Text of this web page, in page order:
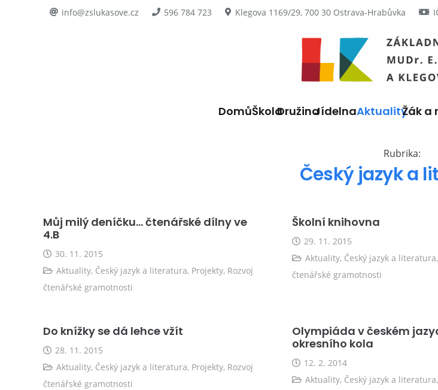
info@zslukasove.cz 596 784 723 Klegova 1169/29, 700 30 Ostrava-Hrabůvka
DomůŠkolaDružinaJídelnaAktualityŽák a
Rubrika:
Český jazyk a
Můj milý deníčku… čtenářské dílny ve
4.B
30. 11. 2015
Aktuality, Český jazyk a literatura, Projekty, Rozvoj
čtenářské gramotnosti
Školní knihovna
29. 11. 2015
Aktuality, Český jazyk a literatura,
čtenářské gramotnosti
Do knížky se dá lehce vžít
28. 11. 2015
Aktuality, Český jazyk a literatura, Projekty, Rozvoj
čtenářské gramotnosti
Olympiáda v českém
okresního kola
12. 2. 2014
Aktuality, Český jazyk a literatura,